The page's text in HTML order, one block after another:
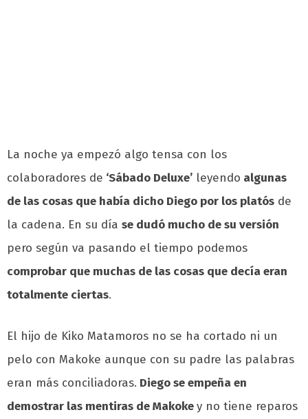
La noche ya empezó algo tensa con los
colaboradores de ‘Sábado Deluxe’ leyendo algunas
de las cosas que había dicho Diego por los platós de
la cadena. En su día se dudó mucho de su versión
pero según va pasando el tiempo podemos
comprobar que muchas de las cosas que decía eran
totalmente ciertas.
El hijo de Kiko Matamoros no se ha cortado ni un
pelo con Makoke aunque con su padre las palabras
eran más conciliadoras. Diego se empeña en
demostrar las mentiras de Makokey no tiene reparos